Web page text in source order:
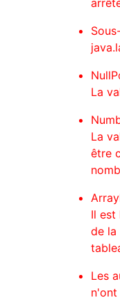
La
La
être
Il est
de la
Les
n'ont